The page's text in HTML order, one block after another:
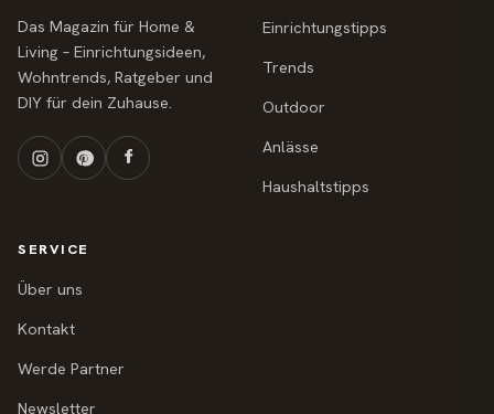
Das Magazin für Home &
Living – Einrichtungsideen,
Wohntrends, Ratgeber und
DIY für dein Zuhause.
Einrichtungstipps
Trends
Outdoor
Anlässe
Haushaltstipps
SERVICE
Über uns
Kontakt
Werde Partner
Newsletter